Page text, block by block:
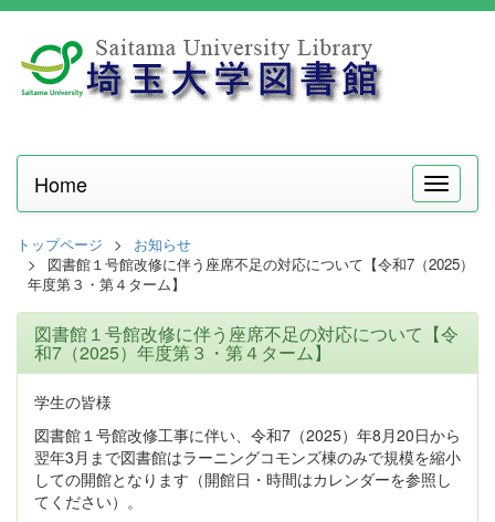
メ
ニ
Home
トップページ
お知らせ
図書館１号館改修に伴う座席不足の対応について【令和7（2025）
年度第３・第４ターム】
図書館１号館改修に伴う座席不足の対応について【令
和7（2025）年度第３・第４ターム】
学生の皆様
図書館１号館改修工事に伴い、令和7（2025）年8月20日から
翌年3月まで図書館はラーニングコモンズ棟のみで規模を縮小
しての開館となります（開館日・時間はカレンダーを参照し
てください）。